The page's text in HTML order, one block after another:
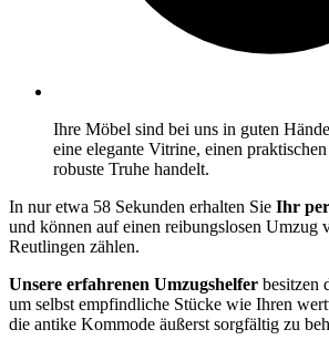
Ihre Möbel sind bei uns in guten
eine elegante Vitrine, einen
robuste Truhe handelt.
In nur etwa 58 Sekunden erhalten Sie Ihr
und können auf einen reibungslosen Umzug
Reutlingen zählen.
Unsere erfahrenen Umzugshelfer besitzen
um selbst empfindliche Stücke wie Ihren
die antike Kommode äußerst sorgfältig zu